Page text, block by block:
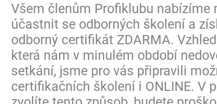
Všem členům Profiklubu nabízíme
účastnit se odborných školení a
odborný certifikát ZDARMA.
která nám v minulém období
setkání, jsme pro vás připravili
certifikačních školení i ONLINE. V